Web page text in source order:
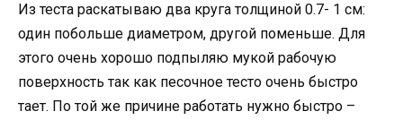
Из теста раскатываю два круга толщиной 0.7- 1 см:
один побольше диаметром, другой поменьше. Для
этого очень хорошо подпыляю мукой рабочую
поверхность так как песочное тесто очень быстро
тает. По той же причине работать нужно быстро –